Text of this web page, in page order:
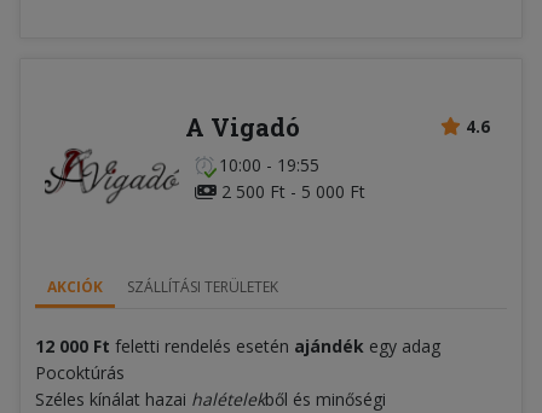
4.6
A Vigadó
10:00 - 19:55
2 500 Ft - 5 000 Ft
AKCIÓK SZÁLLÍTÁSI TERÜLETEK
12 000 Ft feletti rendelés esetén ajándék egy adag
Pocoktúrás
Széles kínálat hazai halételekből és minőségi